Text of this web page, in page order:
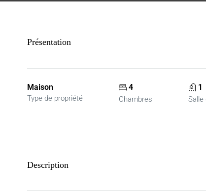
Présentation
Maison
Type de propriété
4
Chambres
1
Salle
Description